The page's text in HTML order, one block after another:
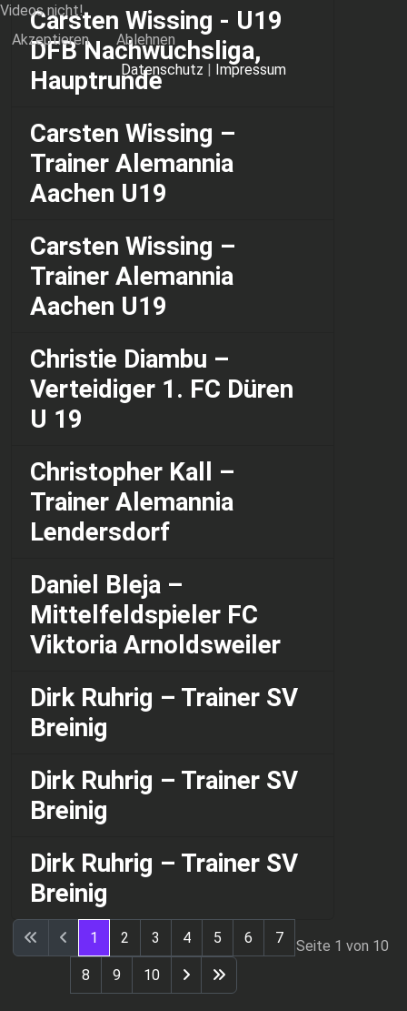
Carsten Wissing - U19
DFB Nachwuchsliga,
Hauptrunde
Carsten Wissing –
Trainer Alemannia
Aachen U19
Carsten Wissing –
Trainer Alemannia
Aachen U19
Christie Diambu –
Verteidiger 1. FC Düren
U 19
Christopher Kall –
Trainer Alemannia
Lendersdorf
Daniel Bleja –
Mittelfeldspieler FC
Viktoria Arnoldsweiler
Dirk Ruhrig – Trainer SV
Breinig
Dirk Ruhrig – Trainer SV
Breinig
Dirk Ruhrig – Trainer SV
Breinig
Seite 1 von 10
1 2 3 4 5 6 7
8 9 10
Videos nicht!
Akzeptieren
Ablehnen
Datenschutz | Impressum